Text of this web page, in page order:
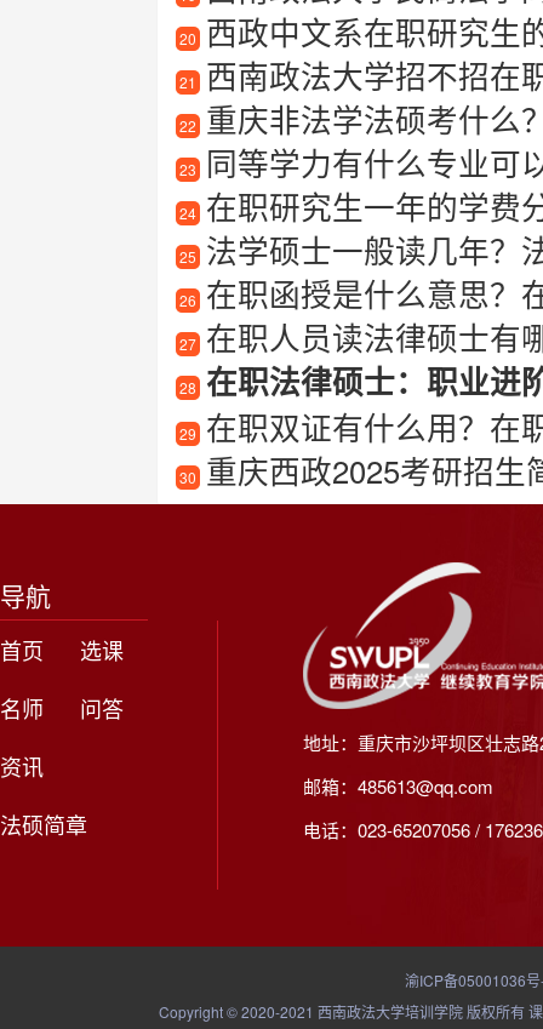
20 西政中文系在职研究生
21 西南政法大学招不招在职
22 重庆非法学法硕考什么
23 同等学力有什么专业可
24 在职研究生一年的学费
25 法学硕士一般读几年？
26 在职函授是什么意思？
27 在职人员读法律硕士有哪
28 在职法律硕士：职业进
29 在职双证有什么用？在职
30 重庆西政2025考研招生
导航
首页
选课
名师
问答
资讯
法硕简章
地址：重庆市沙坪坝区壮志
邮箱：485613@qq.com
电话：023-65207056 /
渝ICP备05001036
Copyright © 2020-2021 西南政法大学培训学院 版权所有